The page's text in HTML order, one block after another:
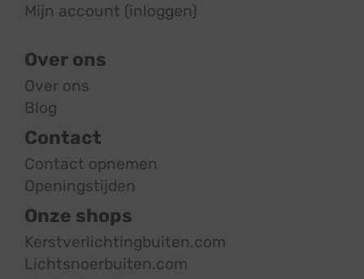
Mijn account (inloggen)
Over ons
Over ons
Blog
Contact
Contact opnemen
Openingstijden
Onze shops
Kerstverlichtingbuiten.com
Lichtsnoerbuiten.com